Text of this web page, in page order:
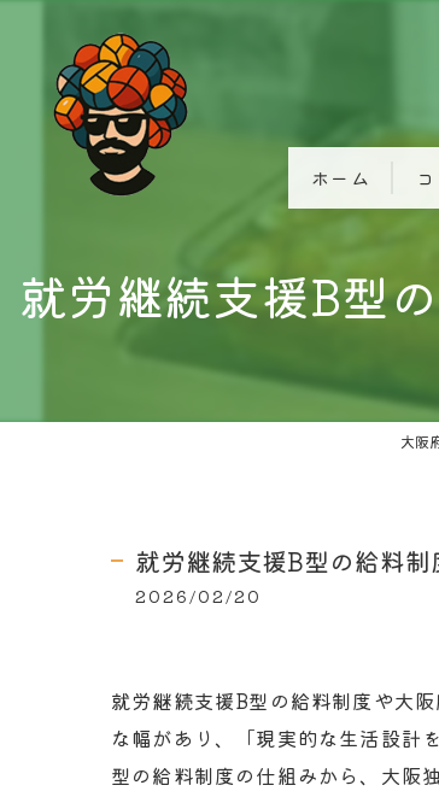
ホーム
就労継続支援B型
大阪
就労継続支援B型の給料
2026/02/20
就労継続支援B型の給料制度や大
な幅があり、「現実的な生活設計
型の給料制度の仕組みから、大阪